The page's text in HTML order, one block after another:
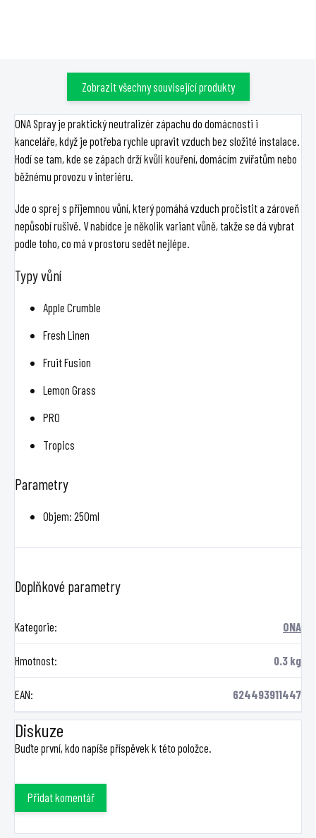
Zobrazit všechny související produkty
ONA Spray je praktický neutralizér zápachu do domácnosti i
kanceláře, když je potřeba rychle upravit vzduch bez složité instalace.
Hodí se tam, kde se zápach drží kvůli kouření, domácím zvířatům nebo
běžnému provozu v interiéru.
Jde o sprej s příjemnou vůní, který pomáhá vzduch pročistit a zároveň
nepůsobí rušivě. V nabídce je několik variant vůně, takže se dá vybrat
podle toho, co má v prostoru sedět nejlépe.
Typy vůní
Apple Crumble
Fresh Linen
Fruit Fusion
Lemon Grass
PRO
Tropics
Parametry
Objem: 250ml
Doplňkové parametry
Kategorie: ONA
Hmotnost: 0.3 kg
EAN: 624493911447
Diskuze
Buďte první, kdo napíše příspěvek k této položce.
Přidat komentář